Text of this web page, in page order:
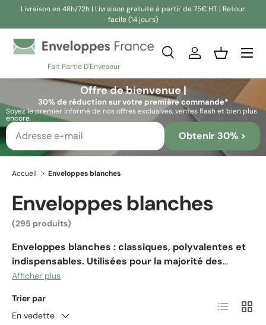
Livraison en 48h/72h | Livraison gratuite à partir de 75€ HT | Retour
facile (14 jours)
Fait Partie D'Enveseur
Recherche
Rechercher
RechercheSe connecter
Panier
Offre de bienvenue |
30% de réduction sur votre première commande*
Soyez le premier informé de nos offres exclusives, ventes flash et bien plus
encore.
Obtenir 30% >
Accueil Enveloppes blanches
Enveloppes blanches
(295 produits)
Enveloppes blanches : classiques, polyvalentes et
indispensables. Utilisées pour la majorité des
envois quotidiens
officiels ou commerciaux. Que ce soit pour un
anniversaire, Noël ou tout autre événement,
Afficher plus
Trier par
En vedette
Liste Grille